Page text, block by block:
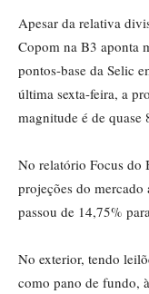
Apesar da relativa
Copom na B3 aponta
pontos-base da Selic
última sexta-feira, a
magnitude é de quase
No relatório Focus do
projeções do mercado
passou de 14,75%
No exterior, tendo
como pano de fundo,